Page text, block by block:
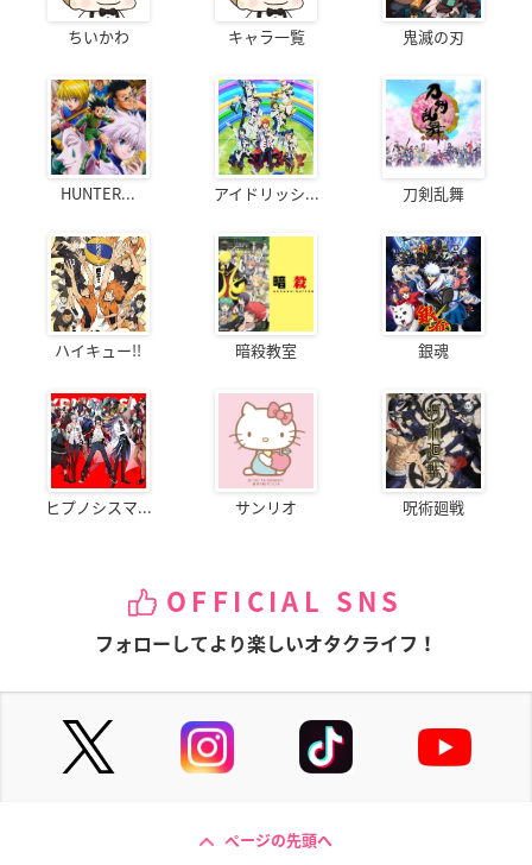
ちいかわ キャラ一覧 鬼滅の刃
HUNTER... アイドリッシ... 刀剣乱舞
ハイキュー!! 暗殺教室 銀魂
ヒプノシスマ... サンリオ 呪術廻戦
OFFICIAL SNS
フォローしてより楽しいオタクライフ！
ページの先頭へ